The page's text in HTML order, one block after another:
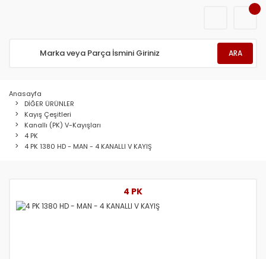
ARA
Anasayfa
DİĞER ÜRÜNLER
Kayış Çeşitleri
Kanallı (PK) V-Kayışları
4 PK
4 PK 1380 HD - MAN - 4 KANALLI V KAYIŞ
4 PK